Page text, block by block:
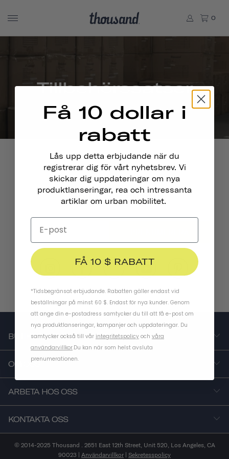
0
Tillbehörssatser
Håll Kontakten
BUTIK
OM OSS
ARBETA HOS OSS
KONTAKTA OSS
© 2014-2025 Thousand . 2651 East 12th Street, Unit 520, Los Angeles, CA
90023 | Användarvillkor | Sekretesspolicy
Få 10 dollar i
rabatt
Lås upp detta erbjudande när du
registrerar dig för vårt nyhetsbrev. Vi
skickar dig uppdateringar om nya
produktlanseringar, rea och intressanta
artiklar om urban mobilitet.
FÅ 10 $ RABATT
*Tidsbegränsat erbjudande. Rabatten gäller endast vid
beställningar på minst 60 $. Endast för nya kunder. Genom
att ange din e-postadress samtycker du till att få e-post om
nya produktlanseringar, kampanjer och uppdateringar. Du
samtycker också till vår integritetspolicy och våra
användarvillkor.Du kan när som helst avsluta
prenumerationen.